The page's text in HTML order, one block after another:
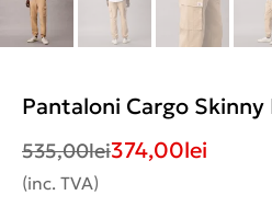
Pantaloni Cargo Skinny
535,00lei374,00lei
(inc. TVA)